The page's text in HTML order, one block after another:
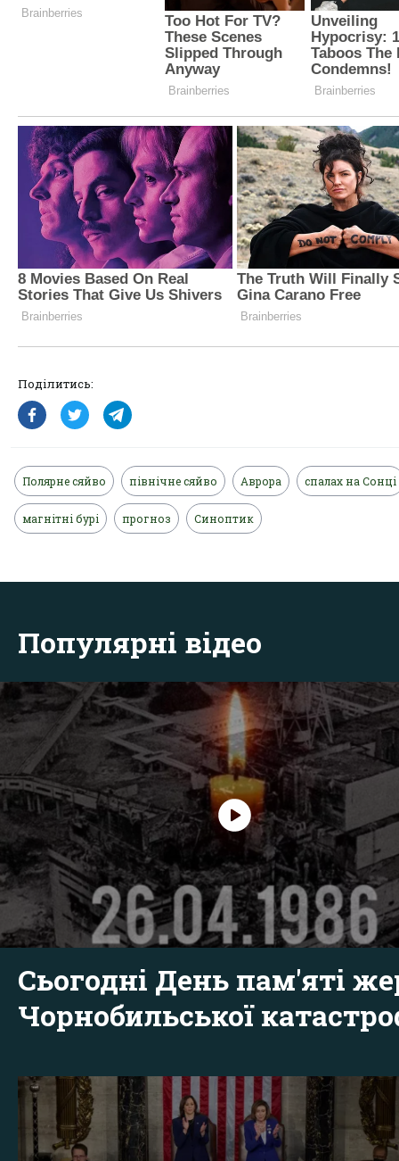
Поділитись:
Полярне сяйво північне сяйво Аврора спалах на Сонці
магнітні бурі прогноз Синоптик
Популярні відео
Сьогодні День пам'яті
Чорнобильської